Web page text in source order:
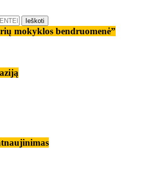
mokyklos bendruomenė”